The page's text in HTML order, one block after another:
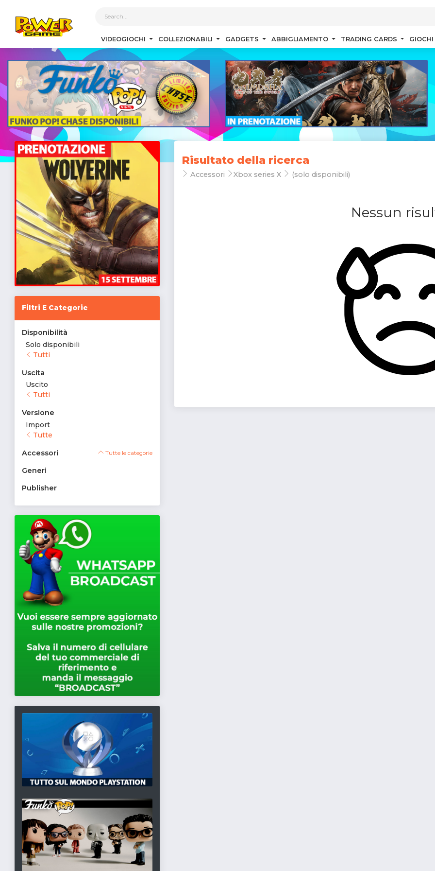
VIDEOGIOCHI COLLEZIONABILI GADGETS ABBIGLIAMENTO TRADING CARDS
Filtri E Categorie
Disponibilità
Solo disponibili
Tutti
Uscita
Uscito
Tutti
Versione
Import
Tutte
Accessori Tutte le categorie
Generi
Publisher
Risultato della ricerca
Accessori Xbox series X (solo disponibili)
Nessun